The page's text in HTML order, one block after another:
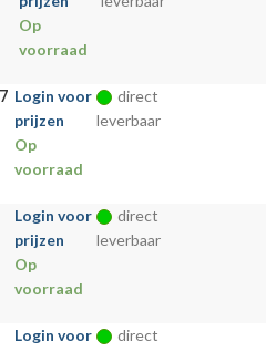
Op
voorraad
Login voor
prijzen
Op
voorraad
direct
leverbaar
Login voor
prijzen
Op
voorraad
direct
leverbaar
Login voor
direct